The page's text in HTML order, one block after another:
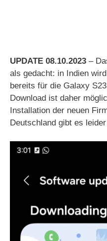
UPDATE 08.10.2023 –
als gedacht: in Indien
bereits für die Galaxy
Download ist daher
Installation der neuen
Deutschland gibt es